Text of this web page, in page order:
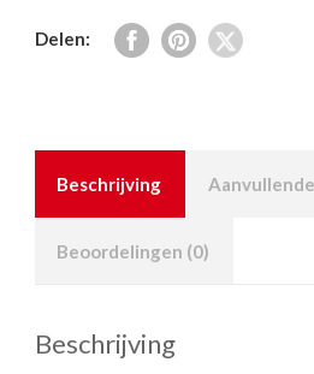
Delen:
Beschrijving
Beoordelingen (0)
Beschrijving